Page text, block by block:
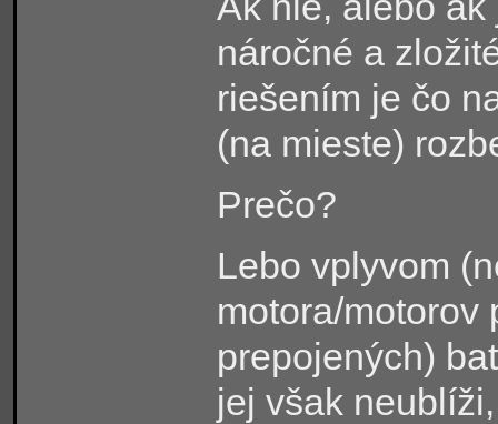
náročné a
riešením je čo
(na mieste)
Prečo?
Lebo vplyvom
motora/motorov
prepojených)
jej však